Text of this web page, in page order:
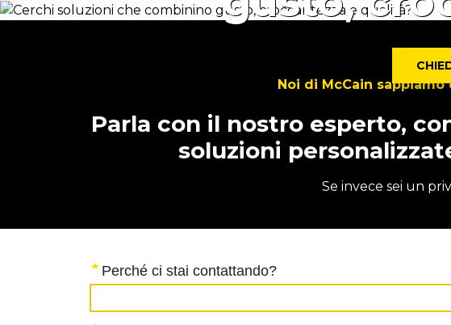
Noi di McCain
Parla con il nostro esperto,
soluzioni
Se invece sei un